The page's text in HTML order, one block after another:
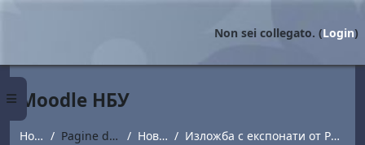
Pannello laterale
Non sei collegato. (Login)
Moodle НБУ
Home Pagine del sito Новини Изложба с експонати от РИМ Хасково